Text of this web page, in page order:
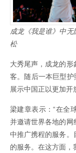
成龙《我是谁》中
松
大秀尾声，成龙的
客。随后一本巨型护
展示中国正以更加开
梁建章表示：“在全
并邀请世界各地的
中推广携程的服务。
的服务。在这方面，